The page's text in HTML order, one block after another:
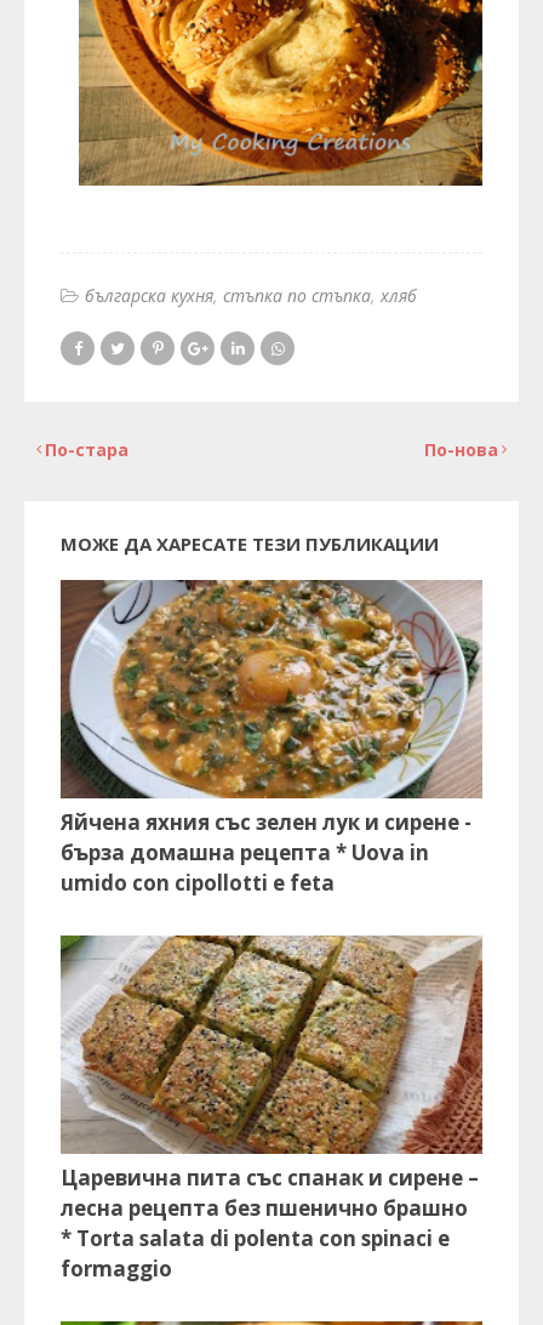
българска кухня стъпка по стъпка хляб
По-нова
По-стара
МОЖЕ ДА ХАРЕСАТЕ ТЕЗИ ПУБЛИКАЦИИ
Яйчена яхния със зелен лук и сирене -
бърза домашна рецепта * Uova in
umido con cipollotti e feta
Царевична пита със спанак и сирене –
лесна рецепта без пшенично брашно
* Torta salata di polenta con spinaci e
formaggio